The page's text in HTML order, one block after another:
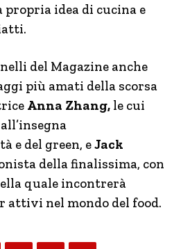
propria idea di cucina e
del Magazine anche
più amati della scorsa
Anna Zhang, le cui
e del green, eJack
della finalissima, con
quale incontrerà
attivi nel mondo del food.